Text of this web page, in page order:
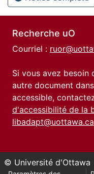
Recherche uO
Courriel :
Si vous avez besoin
autre document
accessible,
d'accessibilité de la
libadapt@uottawa.ca
© Université d'Ottawa